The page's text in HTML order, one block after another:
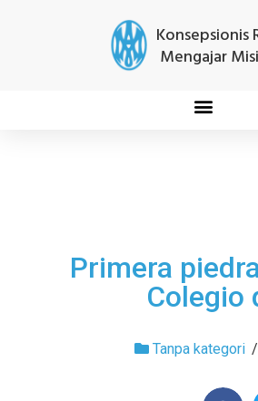
Konsepsionis
Mengajar
Primera
Colegio
Tanpa kategori /